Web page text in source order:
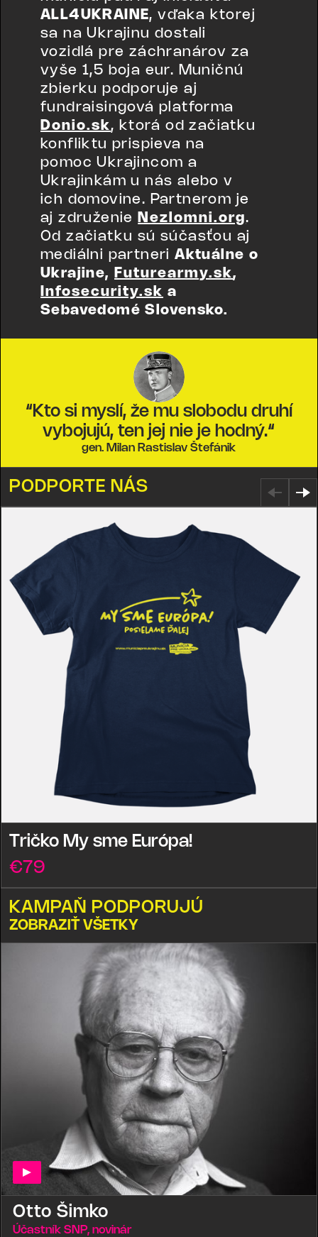
ALL4UKRAINE, vďaka ktorej
sa na Ukrajinu dostali
vozidlá pre záchranárov za
vyše 1,5 boja eur. Muničnú
zbierku podporuje aj
fundraisingová platforma
Donio.sk, ktorá od začiatku
konfliktu prispieva na
pomoc Ukrajincom a
Ukrajinkám u nás alebo v
ich domovine. Partnerom je
aj združenie
Nezlomni.org.
Od začiatku sú súčasťou aj
mediálni partneriAktuálne o
Ukrajine,
Futurearmy.sk,
Infosecurity.sk a
Sebavedomé Slovensko.
“Kto si myslí, že mu slobodu druhí
vybojujú, ten jej nie je hodný.“
gen. Milan Rastislav Štefánik
PODPORTE NÁS
Tričko My sme Európa!
€79
KAMPAŇ PODPORUJÚ
ZOBRAZIŤ VŠETKY
Otto Šimko
Účastník SNP, novinár